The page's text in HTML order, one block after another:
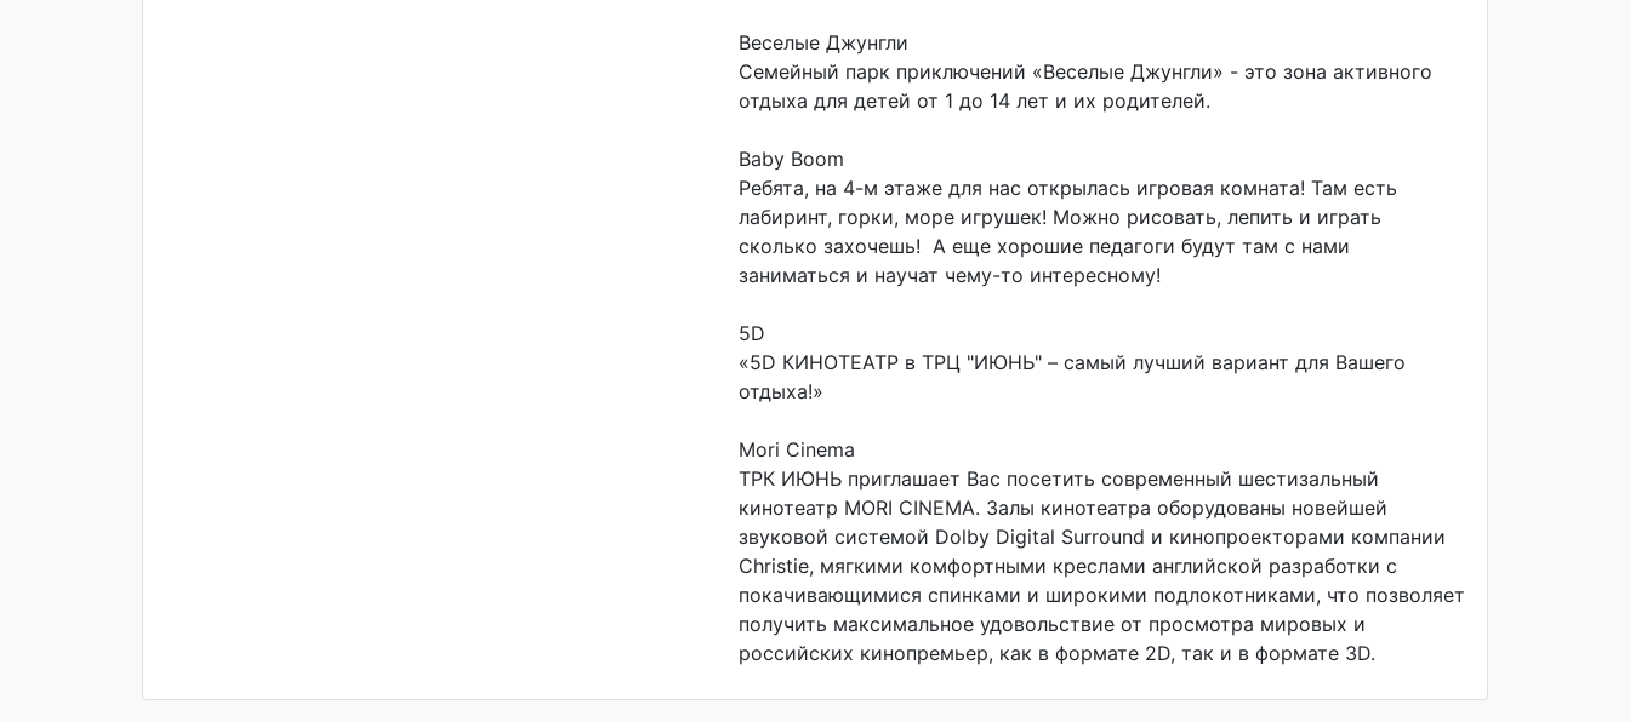
Веселые Джунгли
Семейный парк приключений «Веселые Джунгли» - это зона активного
отдыха для детей от 1 до 14 лет и их родителей.
Baby Boom
Ребята, на 4-м этаже для нас открылась игровая комната! Там есть
лабиринт, горки, море игрушек! Можно рисовать, лепить и играть
сколько захочешь! А еще хорошие педагоги будут там с нами
заниматься и научат чему-то интересному!
5D
«5D КИНОТЕАТР в ТРЦ "ИЮНЬ" – самый лучший вариант для Вашего
отдыха!»
Mori Cinema
ТРК ИЮНЬ приглашает Вас посетить современный шестизальный
кинотеатр MORI CINEMA. Залы кинотеатра оборудованы новейшей
звуковой системой Dolby Digital Surround и кинопроекторами компании
Christie, мягкими комфортными креслами английской разработки с
покачивающимися спинками и широкими подлокотниками, что позволяет
получить максимальное удовольствие от просмотра мировых и
российских кинопремьер, как в формате 2D, так и в формате 3D.